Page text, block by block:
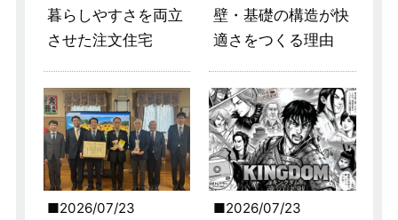
暮らしやすさを両立
させた注文住宅
壁・基礎の構造が快
適さをつくる理由
2026/07/23 2026/07/23